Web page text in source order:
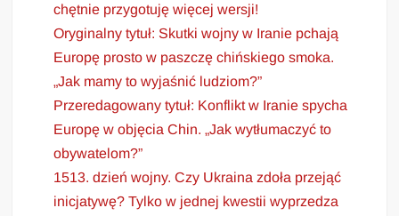
chętnie przygotuję więcej wersji!
Oryginalny tytuł: Skutki wojny w Iranie pchają
Europę prosto w paszczę chińskiego smoka.
„Jak mamy to wyjaśnić ludziom?”
Przeredagowany tytuł: Konflikt w Iranie spycha
Europę w objęcia Chin. „Jak wytłumaczyć to
obywatelom?”
1513. dzień wojny. Czy Ukraina zdoła przejąć
inicjatywę? Tylko w jednej kwestii wyprzedza